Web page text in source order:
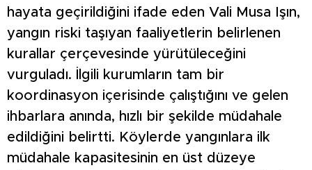
hayata geçirildiğini ifade eden Vali Musa Işın,
yangın riski taşıyan faaliyetlerin belirlenen
kurallar çerçevesinde yürütüleceğini
vurguladı. İlgili kurumların tam bir
koordinasyon içerisinde çalıştığını ve gelen
ihbarlara anında, hızlı bir şekilde müdahale
edildiğini belirtti. Köylerde yangınlara ilk
müdahale kapasitesinin en üst düzeye